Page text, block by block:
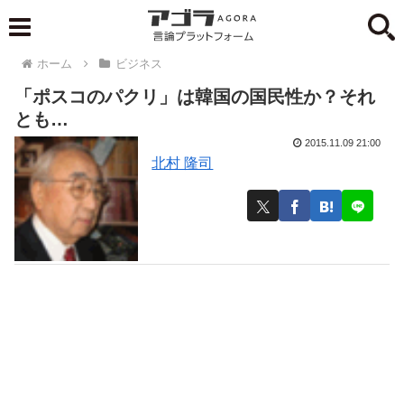
ホーム ビジネス
「ポスコのパクリ」は韓国の国民性か？それ
とも…
北村 隆司
2015.11.09 21:00